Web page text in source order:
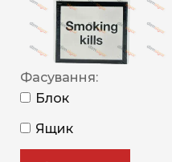
Фасування:
Блок
Ящик